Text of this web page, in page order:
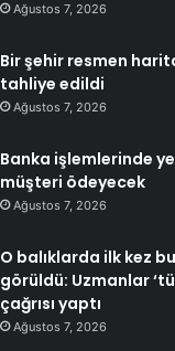
Ağustos 7, 2026
Bir şehir resmen
tahliye edildi
Ağustos 7, 2026
Banka işlemlerinde
müşteri ödeyecek
Ağustos 7, 2026
O balıklarda ilk kez
görüldü: Uzmanlar
çağrısı yaptı
Ağustos 7, 2026